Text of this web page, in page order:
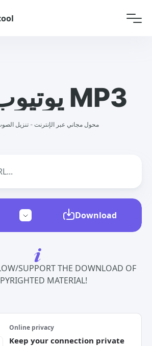
يوتيوب إلى MP3
محول مجاني عبر الإنترنت - تنزيل
Download
SUPPORT THE DOWNLOAD OF
MATERIAL!
Online privacy
Keep your connection private